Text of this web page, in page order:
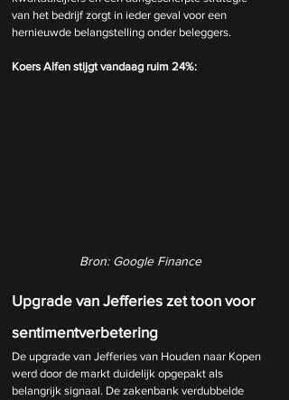
van het bedrijf zorgt in ieder geval voor een
hernieuwde belangstelling onder beleggers.
Koers Alfen stijgt vandaag ruim 24%:
Bron: Google Finance
Upgrade van Jefferies zet toon voor
sentimentverbetering
De upgrade van Jefferies van Houden naar Kopen
werd door de markt duidelijk opgepakt als
belangrijk signaal. De zakenbank verdubbelde